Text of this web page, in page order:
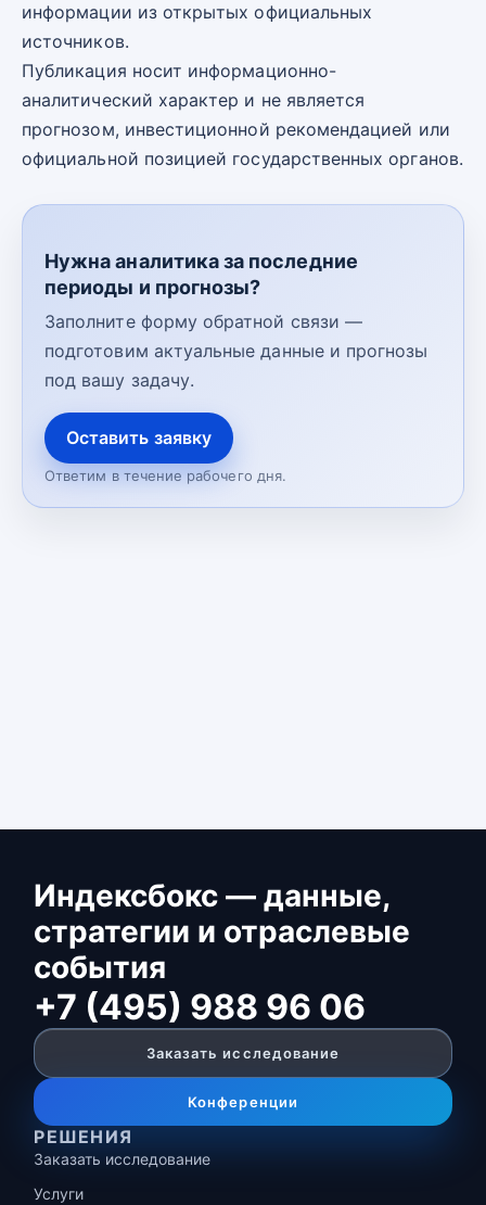
информации из открытых официальных
источников.
Публикация носит информационно-
аналитический характер и не является
прогнозом, инвестиционной рекомендацией или
официальной позицией государственных органов.
Нужна аналитика за последние
периоды и прогнозы?
Заполните форму обратной связи —
подготовим актуальные данные и прогнозы
под вашу задачу.
Оставить заявку
Ответим в течение рабочего дня.
Индексбокс — данные,
стратегии и отраслевые
события
+7 (495) 988 96 06
Заказать исследование
Конференции
РЕШЕНИЯ
Заказать исследование
Услуги